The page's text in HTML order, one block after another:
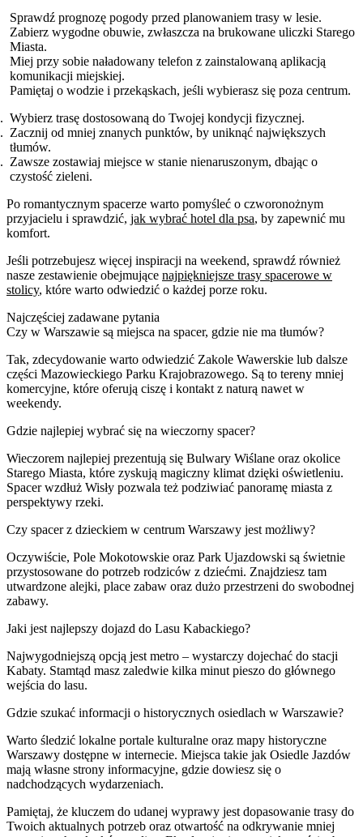
Sprawdź prognozę pogody przed planowaniem trasy w lesie.
Zabierz wygodne obuwie, zwłaszcza na brukowane uliczki Starego
Miasta.
Miej przy sobie naładowany telefon z zainstalowaną aplikacją
komunikacji miejskiej.
Pamiętaj o wodzie i przekąskach, jeśli wybierasz się poza centrum.
Wybierz trasę dostosowaną do Twojej kondycji fizycznej.
Zacznij od mniej znanych punktów, by uniknąć największych
tłumów.
Zawsze zostawiaj miejsce w stanie nienaruszonym, dbając o
czystość zieleni.
Po romantycznym spacerze warto pomyśleć o czworonożnym
przyjacielu i sprawdzić, jak wybrać hotel dla psa, by zapewnić mu
komfort.
Jeśli potrzebujesz więcej inspiracji na weekend, sprawdź również
nasze zestawienie obejmujące najpiękniejsze trasy spacerowe w
stolicy, które warto odwiedzić o każdej porze roku.
Najczęściej zadawane pytania
Czy w Warszawie są miejsca na spacer, gdzie nie ma tłumów?
Tak, zdecydowanie warto odwiedzić Zakole Wawerskie lub dalsze
części Mazowieckiego Parku Krajobrazowego. Są to tereny mniej
komercyjne, które oferują ciszę i kontakt z naturą nawet w
weekendy.
Gdzie najlepiej wybrać się na wieczorny spacer?
Wieczorem najlepiej prezentują się Bulwary Wiślane oraz okolice
Starego Miasta, które zyskują magiczny klimat dzięki oświetleniu.
Spacer wzdłuż Wisły pozwala też podziwiać panoramę miasta z
perspektywy rzeki.
Czy spacer z dzieckiem w centrum Warszawy jest możliwy?
Oczywiście, Pole Mokotowskie oraz Park Ujazdowski są świetnie
przystosowane do potrzeb rodziców z dziećmi. Znajdziesz tam
utwardzone alejki, place zabaw oraz dużo przestrzeni do swobodnej
zabawy.
Jaki jest najlepszy dojazd do Lasu Kabackiego?
Najwygodniejszą opcją jest metro – wystarczy dojechać do stacji
Kabaty. Stamtąd masz zaledwie kilka minut pieszo do głównego
wejścia do lasu.
Gdzie szukać informacji o historycznych osiedlach w Warszawie?
Warto śledzić lokalne portale kulturalne oraz mapy historyczne
Warszawy dostępne w internecie. Miejsca takie jak Osiedle Jazdów
mają własne strony informacyjne, gdzie dowiesz się o
nadchodzących wydarzeniach.
Pamiętaj, że kluczem do udanej wyprawy jest dopasowanie trasy do
Twoich aktualnych potrzeb oraz otwartość na odkrywanie mniej